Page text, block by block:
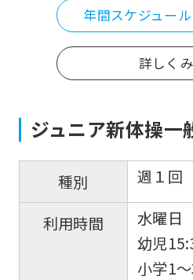
年間スケジュール
詳しく
ジュニア新体操一
種別 週１回
利用時間
水曜日
幼児
小学1